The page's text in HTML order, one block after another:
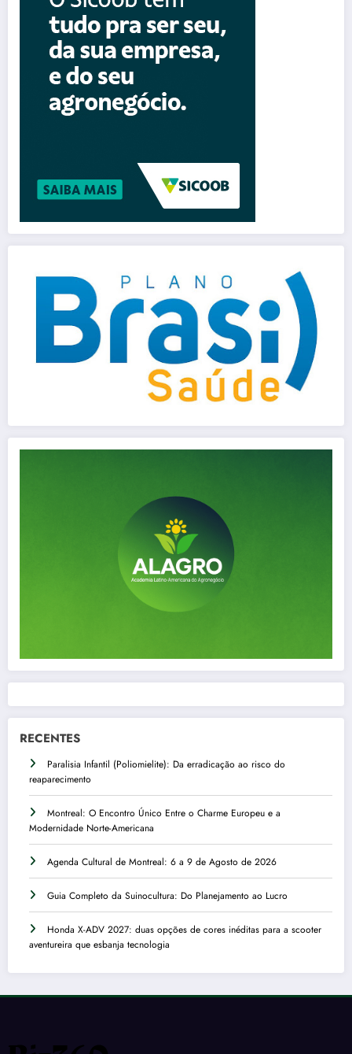
RECENTES
Paralisia Infantil (Poliomielite): Da erradicação ao risco do
reaparecimento
Montreal: O Encontro Único Entre o Charme Europeu e a
Modernidade Norte-Americana
Agenda Cultural de Montreal: 6 a 9 de Agosto de 2026
Guia Completo da Suinocultura: Do Planejamento ao Lucro
Honda X-ADV 2027: duas opções de cores inéditas para a scooter
aventureira que esbanja tecnologia